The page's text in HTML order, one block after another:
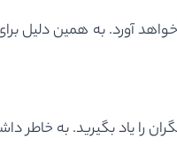
خواهد آورد. به همین
را یاد بگیرید. به